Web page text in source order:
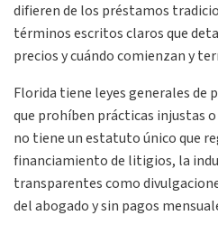
difieren de los préstamos
términos escritos claros que
precios y cuándo comienzan y
Florida tiene leyes generales de
que prohíben prácticas injustas
no tiene un estatuto único que
financiamiento de litigios, la
transparentes como
del abogado y sin pagos